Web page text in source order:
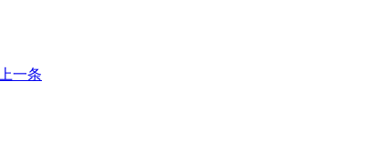
上一条